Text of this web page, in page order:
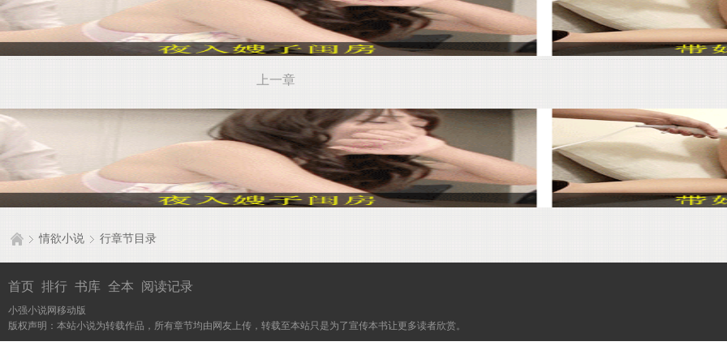
上一章
情欲小说 行章节目录
首页 排行 书库 全本 阅读记录
小强小说网移动版
版权声明：本站小说为转载作品，所有章节均由网友上传，转载至本站只是为了宣传本书让更多读者欣赏。